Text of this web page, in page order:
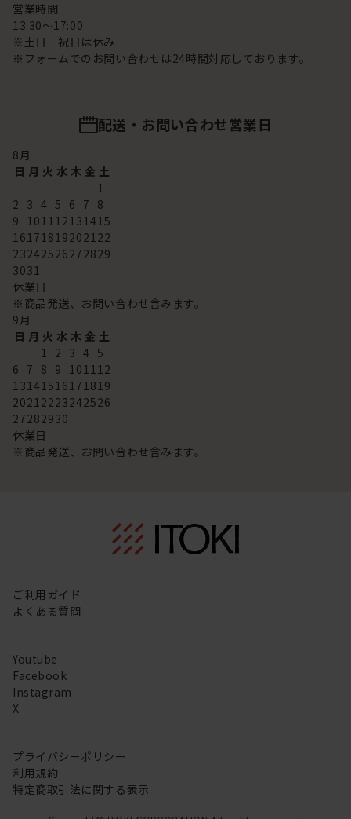
営業時間
13:30～17:00
※土日 祝日は休み
※フォームでのお問い合わせは24時間対応しております。
配送・お問い合わせ営業日
8月
日 月 火 水 木 金 土
1
2 3 4 5 6 7 8
9 101112131415
16171819202122
23242526272829
3031
休業日
※商品発送、お問い合わせ含みます。
9月
日 月 火 水 木 金 土
1 2 3 4 5
6 7 8 9 101112
13141516171819
20212223242526
27282930
休業日
※商品発送、お問い合わせ含みます。
ご利用ガイド
よくある質問
Youtube
Facebook
Instagram
X
プライバシーポリシー
利用規約
特定商取引法に関する表示